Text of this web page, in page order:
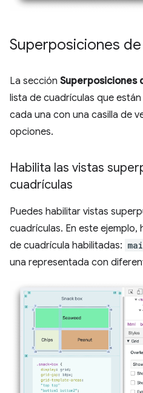
Superposiciones
La sección Superposiciones
lista de cuadrículas que
cada una con una casilla de
opciones.
Habilita las vistas
cuadrículas
Puedes habilitar vistas
cuadrículas. En este
de cuadrícula habilitadas:
una representada con